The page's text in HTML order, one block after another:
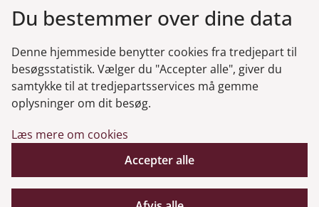
Genveje
Gå til virksomhedsregisteret
Gå til selskabsmeddelelser
Du bestemmer over dine data
Denne hjemmeside benytter cookies fra tredjepart til
besøgsstatistik. Vælger du "Accepter alle", giver du
samtykke til at tredjepartsservices må gemme
oplysninger om dit besøg.
Læs mere om cookies
Accepter alle